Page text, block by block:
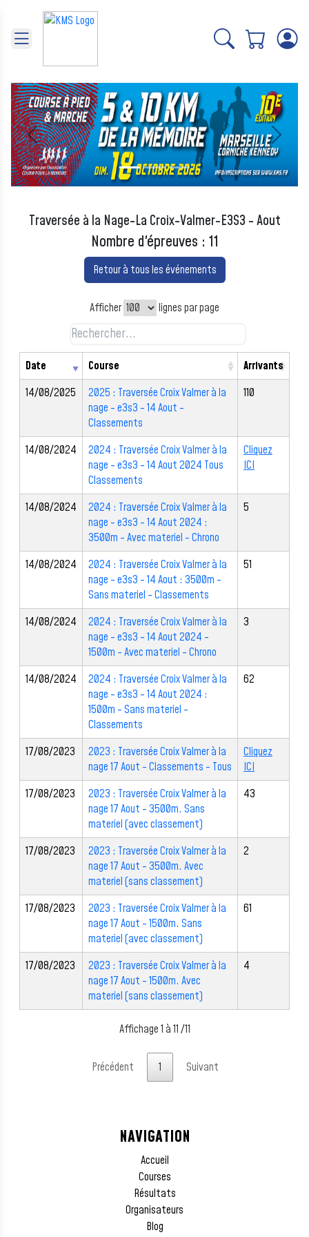
Précédent Suivant
Traversée à la Nage-La Croix-Valmer-E3S3 - Aout
Nombre d'épreuves : 11
Retour à tous les événements
Afficher lignes par page
Date Course
Arrivants
14/08/2025
2025 : Traversée Croix Valmer à la
nage - e3s3 - 14 Aout -
Classements
110
14/08/2024
2024 : Traversée Croix Valmer à la
nage - e3s3 - 14 Aout 2024 Tous
Classements
Cliquez
ICI
14/08/2024
2024 : Traversée Croix Valmer à la
nage - e3s3 - 14 Aout 2024 :
3500m - Avec materiel - Chrono
5
14/08/2024
2024 : Traversée Croix Valmer à la
nage - e3s3 - 14 Aout : 3500m -
Sans materiel - Classements
51
14/08/2024
2024 : Traversée Croix Valmer à la
nage - e3s3 - 14 Aout 2024 -
1500m - Avec materiel - Chrono
3
14/08/2024
2024 : Traversée Croix Valmer à la
nage - e3s3 - 14 Aout 2024 :
1500m - Sans materiel -
Classements
62
17/08/2023
2023 : Traversée Croix Valmer à la
nage 17 Aout - Classements - Tous
Cliquez
ICI
17/08/2023
2023 : Traversée Croix Valmer à la
nage 17 Aout - 3500m. Sans
materiel (avec classement)
43
17/08/2023
2023 : Traversée Croix Valmer à la
nage 17 Aout - 3500m. Avec
materiel (sans classement)
2
17/08/2023
2023 : Traversée Croix Valmer à la
nage 17 Aout - 1500m. Sans
materiel (avec classement)
61
17/08/2023
2023 : Traversée Croix Valmer à la
nage 17 Aout - 1500m. Avec
materiel (sans classement)
4
Affichage 1 à 11 /11
Précédent 1 Suivant
NAVIGATION
Accueil
Courses
Résultats
Organisateurs
Blog
Panneau de gestion des cookies